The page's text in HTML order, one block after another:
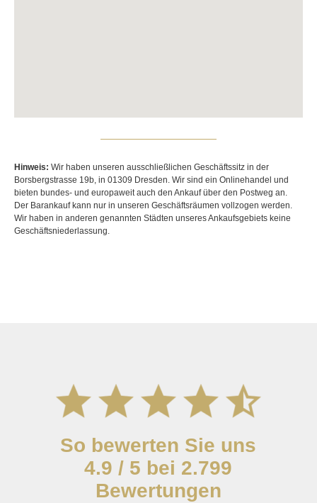
Hinweis: Wir haben unseren ausschließlichen Geschäftssitz in der
Borsbergstrasse 19b, in 01309 Dresden. Wir sind ein Onlinehandel und
bieten bundes- und europaweit auch den Ankauf über den Postweg an.
Der Barankauf kann nur in unseren Geschäftsräumen vollzogen werden.
Wir haben in anderen genannten Städten unseres Ankaufsgebiets keine
Geschäftsniederlassung.
So bewerten Sie uns
4.9 / 5 bei 2.799
Bewertungen